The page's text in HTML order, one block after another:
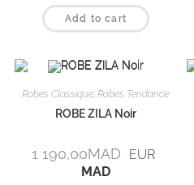
Add to cart
Robes Classique ,Robes Tendance
ROBE ZILA Noir
1 190,00MAD
EUR
MAD